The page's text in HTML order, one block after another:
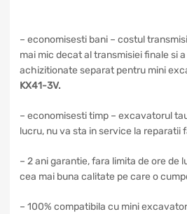
– economisesti bani – costul
mai mic decat al transmisiei finale si
achizitionate separat pentru mini
KX41-3V.
– economisesti timp – excavatorul
lucru, nu va sta in service la reparatii
– 2 ani garantie, fara limita de ore de
cea mai buna calitate pe care o
– 100% compatibila cu mini